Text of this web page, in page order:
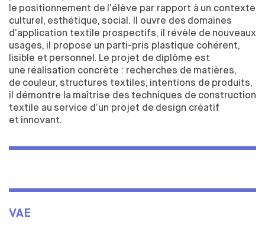
FORMATION TOUT AU LONG DE LA VIE
RECHERCHE
LE CENTRE DE RECHERCHE EN DESIGN
DOCTORAT EN DESIGN
LE MASTER 2 RECHERCHE EN DESIGN
CHAIRE S'ENTENDRE
VOUS CHERCHEZ UN STAGIAIRE
le positionnement de l’élève par rapport à un contexte
culturel, esthétique, social. Il ouvre des domaines
d’application textile prospectifs, il révèle de nouveaux
usages, il propose un parti-pris plastique cohérent,
lisible et personnel. Le projet de diplôme est
une réalisation concrète : recherches de matières,
de couleur, structures textiles, intentions de produits,
il démontre la maîtrise des techniques de construction
textile au service d’un projet de design créatif
et innovant.
VAE